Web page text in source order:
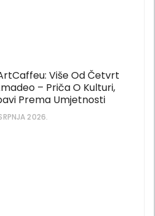
Više Od Četvrt
– Priča O Kulturi,
Prema Umjetnosti
2026.